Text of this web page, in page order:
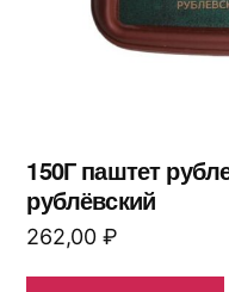
150Г паштет
рублёвский
262,00 ₽